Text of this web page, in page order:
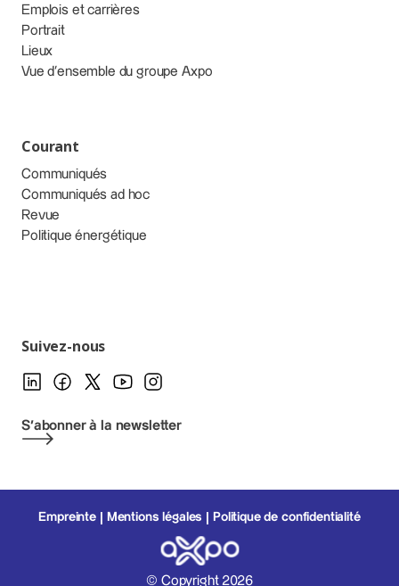
Emplois et carrières
Portrait
Lieux
Vue d’ensemble du groupe Axpo
Courant
Communiqués
Communiqués ad hoc
Revue
Politique énergétique
Suivez-nous
S'abonner à la newsletter
Empreinte Mentions légales Politique de confidentialité
© Copyright 2026